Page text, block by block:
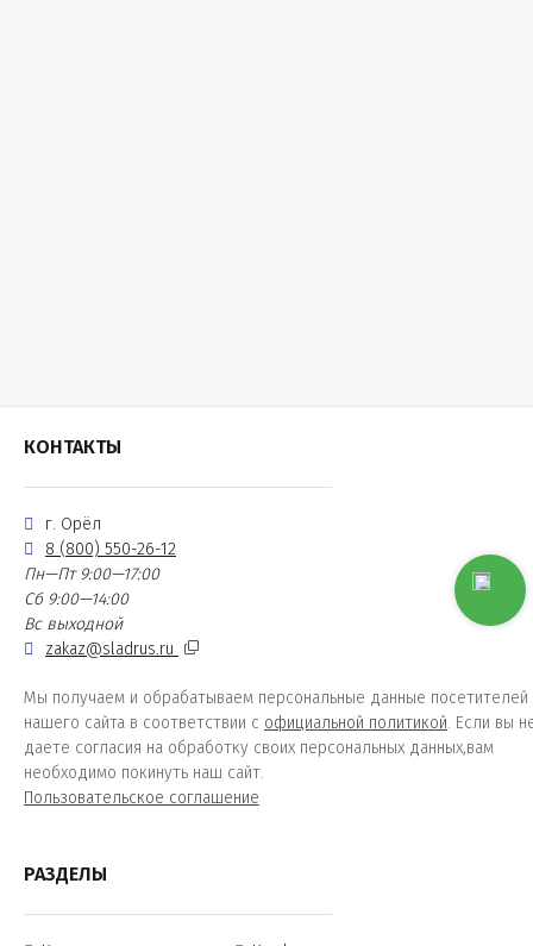
КОНТАКТЫ
г. Орёл
8 (800) 550-26-12
Пн—Пт 9:00—17:00
Сб 9:00—14:00
Вс выходной
zakaz@sladrus.ru
Мы получаем и обрабатываем персональные данные посетителей
нашего сайта в соответствии с официальной политикой. Если вы
даете согласия на обработку своих персональных данных,вам
необходимо покинуть наш сайт.
Пользовательское соглашение
РАЗДЕЛЫ